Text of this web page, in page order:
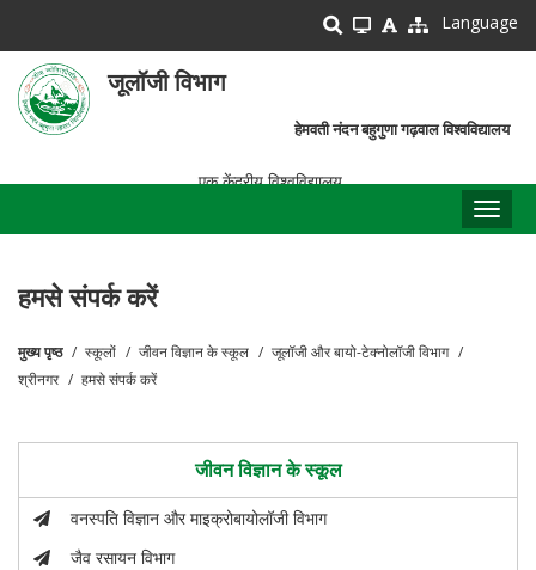
main
content
Language
जूलॉजी विभाग
हेमवती नंदन बहुगुणा गढ़वाल विश्वविद्यालय
एक केंद्रीय विश्वविद्यालय
हमसे संपर्क करें
पग
मुख्य पृष्ठ स्कूलों जीवन विज्ञान के स्कूल
जूलॉजी और बायो-टेक्नोलॉजी विभाग
श्रीनगर
हमसे संपर्क करें
जीवन विज्ञान के स्कूल
वनस्पति विज्ञान और माइक्रोबायोलॉजी विभाग
जैव रसायन विभाग